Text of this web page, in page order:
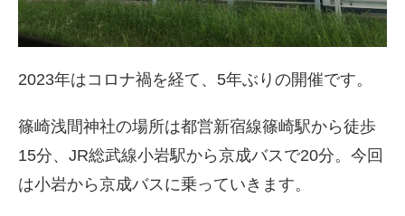
2023年はコロナ禍を経て、5年ぶりの開催です。
篠崎浅間神社の場所は都営新宿線篠崎駅から徒歩
15分、JR総武線小岩駅から京成バスで20分。今回
は小岩から京成バスに乗っていきます。